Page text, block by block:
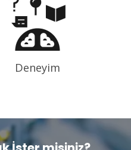
Deneyim